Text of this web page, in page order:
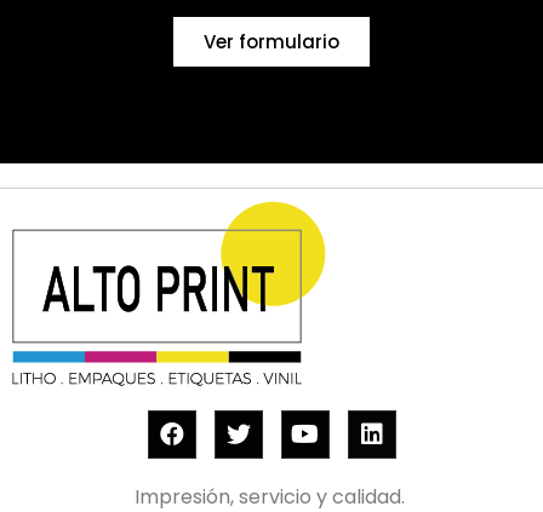
Ver formulario
Impresión, servicio y calidad.